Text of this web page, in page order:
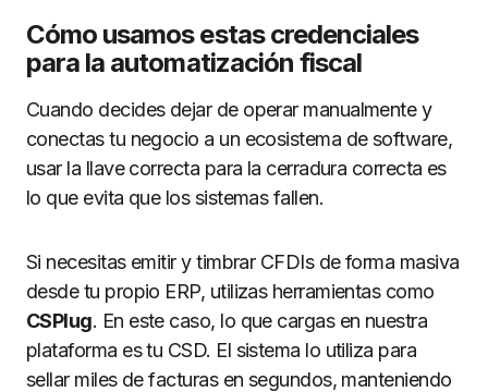
Cómo usamos estas credenciales
para la automatización fiscal
Cuando decides dejar de operar manualmente y
conectas tu negocio a un ecosistema de software,
usar la llave correcta para la cerradura correcta es
lo que evita que los sistemas fallen.
Si necesitas emitir y timbrar CFDIs de forma masiva
desde tu propio ERP, utilizas herramientas como
CSPlug. En este caso, lo que cargas en nuestra
plataforma es tu CSD. El sistema lo utiliza para
sellar miles de facturas en segundos, manteniendo